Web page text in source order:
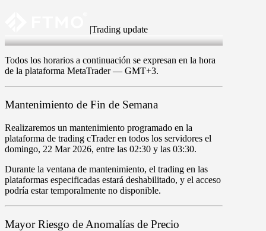
|Trading update
19 Mar 2026
Todos los horarios a continuación se expresan en la hora
de la plataforma MetaTrader — GMT+3.
Mantenimiento de Fin de Semana
Realizaremos un mantenimiento programado en la
plataforma de trading cTrader en todos los servidores el
domingo, 22 Mar 2026, entre las 02:30 y las 03:30.
Durante la ventana de mantenimiento, el trading en las
plataformas especificadas estará deshabilitado, y el acceso
podría estartemporalmente no disponible.
Mayor Riesgo de Anomalías de Precio